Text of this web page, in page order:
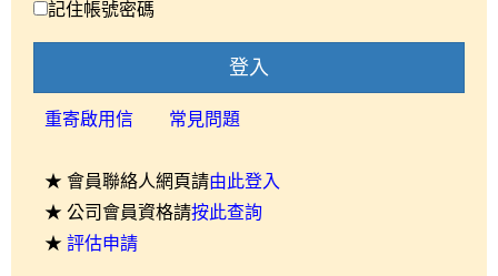
記住帳號密碼
登入
重寄啟用信 常見問題
★ 會員聯絡人網頁請由此登入
★ 公司會員資格請按此查詢
★ 評估申請